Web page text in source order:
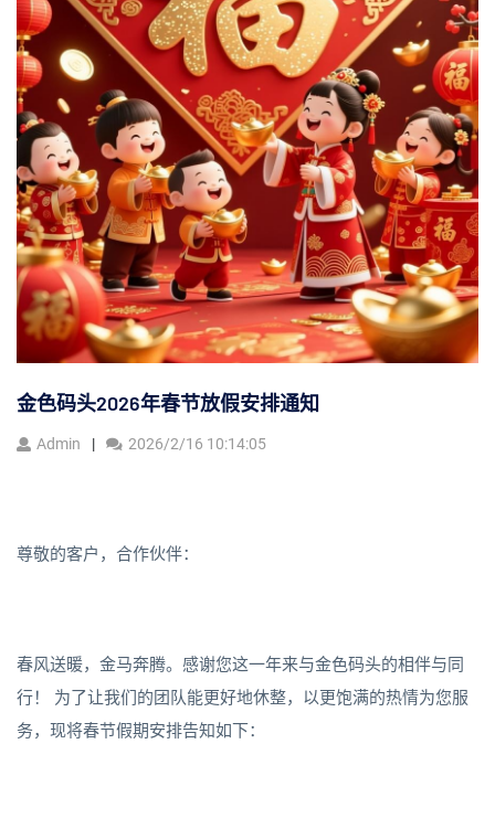
金色码头2026年春节放假安排通知
Admin 2026/2/16 10:14:05
尊敬的客户，合作伙伴：
春风送暖，金马奔腾。感谢您这一年来与金色码头的相伴与同
行！ 为了让我们的团队能更好地休整，以更饱满的热情为您服
务，现将春节假期安排告知如下：